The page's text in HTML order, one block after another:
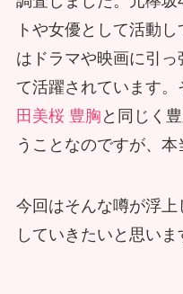
トや女優として活動
はドラマや映画に引
て活躍されています。
田美桜 豊胸 と同じく
うことなのですが、本
今回はそんな噂が浮
していきたいと思いま